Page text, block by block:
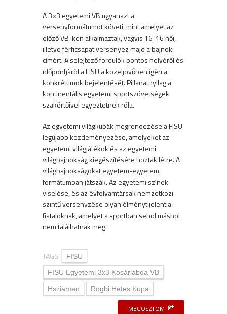
A 3×3 egyetemi VB ugyanazt a
versenyformátumot követi, mint amelyet az
előző VB-ken alkalmaztak, vagyis 16-16 női,
illetve férficsapat versenyez majd a bajnoki
címért. A selejtező fordulók pontos helyéről és
időpontjáról a FISU a közeljövőben ígéri a
konkrétumok bejelentését. Pillanatnyilag a
kontinentális egyetemi sportszövetségek
szakértőivel egyeztetnek róla.
Az egyetemi világkupák megrendezése a FISU
legújabb kezdeményezése, amelyeket az
egyetemi világjátékok és az egyetemi
világbajnokság kiegészítésére hoztak létre. A
világbajnokságokat egyetem-egyetem
formátumban játszák. Az egyetemi színek
viselése, és az évfolyamtársak nemzetközi
szintű versenyzése olyan élményt jelent a
fiataloknak, amelyet a sportban sehol máshol
nem találhatnak meg.
TAGS:
FISU
FISU Egyetemi 3x3 Kosárlabda VB
Hsziamen
Rögbi Hetes Kupa
MEGOSZTOM